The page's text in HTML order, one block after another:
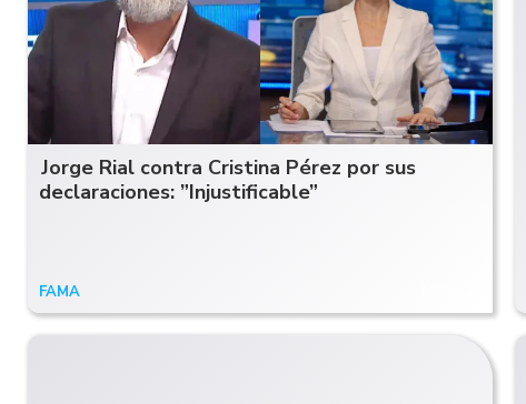
Jorge Rial contra Cristina Pérez por sus
declaraciones: ”Injustificable”
FAMA